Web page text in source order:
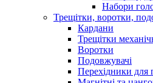
Набори
Трещітки, воротки,
Кардани
Трещітки
Воротки
Подовжувачі
Перехідники для